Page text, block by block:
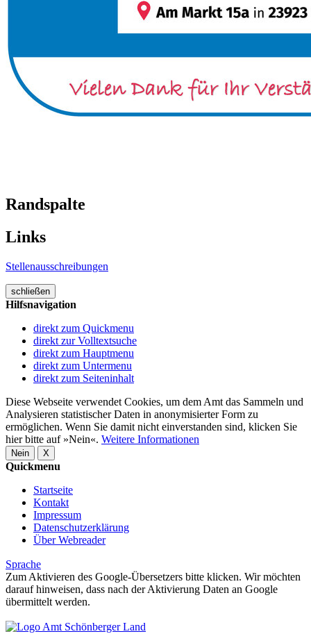
Randspalte
Links
Stellenausschreibungen
schließen
Hilfsnavigation
direkt zum Quickmenu
direkt zur Volltextsuche
direkt zum Hauptmenu
direkt zum Untermenu
direkt zum Seiteninhalt
Diese Webseite verwendet Cookies, um dem Amt das Sammeln und
Analysieren statistischer Daten in anonymisierter Form zu
ermöglichen. Wenn Sie damit nicht einverstanden sind, klicken Sie
hier bitte auf »Nein«. Weitere Informationen
Nein X
Quickmenu
Startseite
Kontakt
Impressum
Datenschutzerklärung
Über Webreader
Sprache
Zum Aktivieren des Google-Übersetzers bitte klicken. Wir möchten
darauf hinweisen, dass nach der Aktivierung Daten an Google
übermittelt werden.